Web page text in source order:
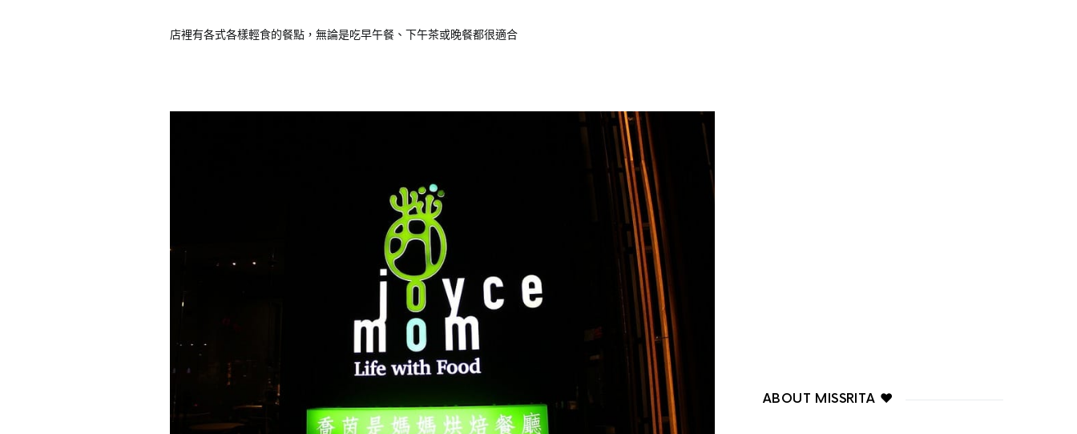
店裡有各式各樣輕食的餐點，無論是吃早午餐、下午茶或晚餐都很適合
ABOUT MISSRITA ♥